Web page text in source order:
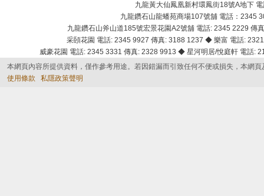
九龍黃大仙鳳凰新村環鳳街18號A地下
九龍鑽石山龍蟠苑商場107號舖 電話：2345
九龍鑽石山斧山道185號宏景花園A2號舖 電話: 2345 2229
采頣花園 電話: 2345 9927 傳真: 3188 1237 ◆ 樂富 電話:
威豪花園 電話: 2345 3331 傳真: 2328 9913 ◆ 星河明居/悅庭軒 電話
本網頁內容所提供資料，僅作參考用途。若因錯漏而引致任何不便或損失，本網
使用條款
私隱政策聲明